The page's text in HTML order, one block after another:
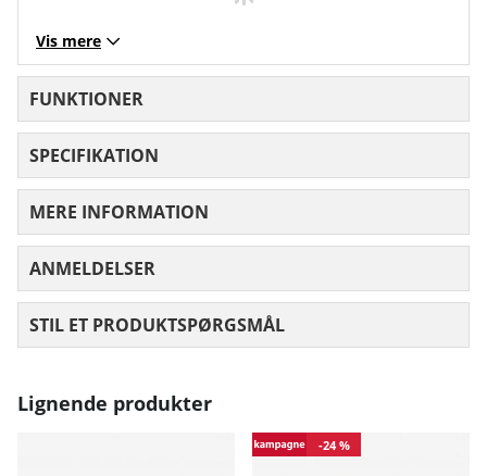
Vis mere
FUNKTIONER
SPECIFIKATION
MERE INFORMATION
ANMELDELSER
STIL ET PRODUKTSPØRGSMÅL
Lignende produkter
-24 %